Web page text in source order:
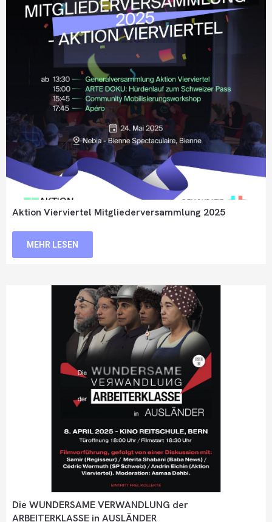
Aktion Vierviertel Mitgliederversammlung 2025
MEHR LESEN
Die WUNDERSAME VERWANDLUNG der
ARBEITERKLASSE in AUSLÄNDER